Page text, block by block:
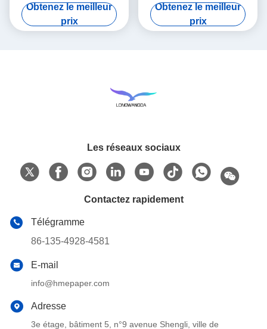
Obtenez le meilleur
prix
Obtenez le meilleur
prix
Les réseaux sociaux
Contactez rapidement
Télégramme
86-135-4928-4581
E-mail
info@hmepaper.com
Adresse
3e étage, bâtiment 5, n°9 avenue Shengli, ville de